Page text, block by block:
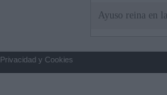
Ayuso reina en
Privacidad y Cookies